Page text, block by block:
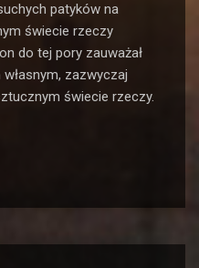
patyków na
świecie rzeczy
do tej pory zauważał
zazwyczaj
świecie rzeczy.